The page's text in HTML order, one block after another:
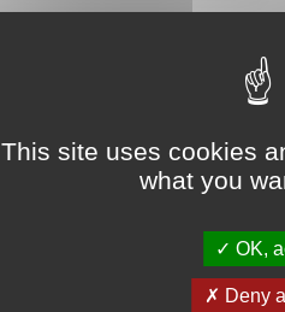
13
JUIN
This site uses cookies
what you
OK,
Deny